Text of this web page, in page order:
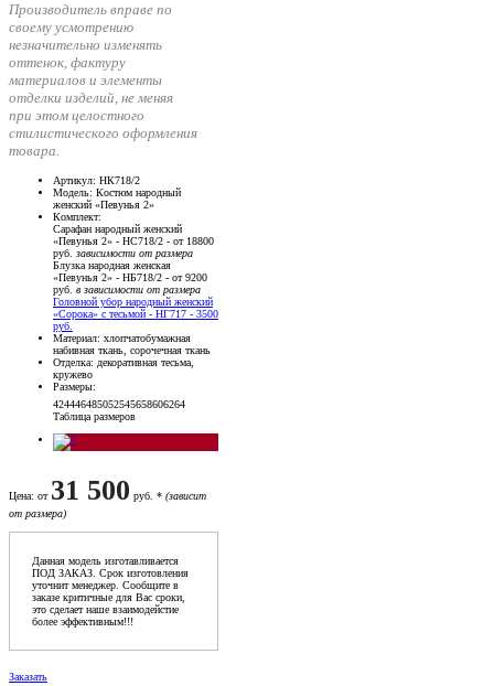
Производитель вправе по
своему усмотрению
незначительно изменять
оттенок, фактуру
материалов и элементы
отделки изделий, не меняя
при этом целостного
стилистического оформления
товара.
Артикул: НК718/2
Модель: Костюм народный
женский «Певунья 2»
Комплект:
Сарафан народный женский
«Певунья 2» - НС718/2 - от 18800
руб. зависимости от размера
Блузка народная женская
«Певунья 2» - НБ718/2 - от 9200
руб. в зависимости от размера
Головной убор народный женский
«Сорока» с тесьмой - НГ717 - 3500
руб.
Материал: хлопчатобумажная
набивная ткань, сорочечная ткань
Отделка: декоративная тесьма,
кружево
Размеры:
424446485052545658606264
Таблица размеров
Цена: от 31 500 руб. * (зависит
от размера)
Данная модель изготавливается
ПОД ЗАКАЗ. Срок изготовления
уточнит менеджер. Сообщите в
заказе критичные для Вас сроки,
это сделает наше взаимодейстие
более эффективным!!!
Заказать